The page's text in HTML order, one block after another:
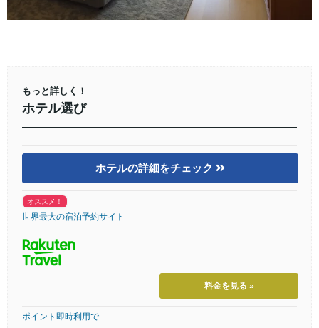
もっと詳しく！
ホテル選び
ホテルの詳細をチェック
オススメ！
世界最大の宿泊予約サイト
料金を見る »
ポイント即時利用で